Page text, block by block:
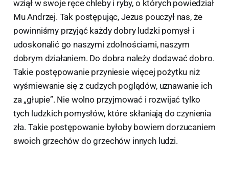
wziął w swoje ręce chleby i ryby, o których powiedział
Mu Andrzej. Tak postępując, Jezus pouczył nas, że
powinniśmy przyjąć każdy dobry ludzki pomysł i
udoskonalić go naszymi zdolnościami, naszym
dobrym działaniem. Do dobra należy dodawać dobro.
Takie postępowanie przyniesie więcej pożytku niż
wyśmiewanie się z cudzych poglądów, uznawanie ich
za „głupie”. Nie wolno przyjmować i rozwijać tylko
tych ludzkich pomysłów, które skłaniają do czynienia
zła. Takie postępowanie byłoby bowiem dorzucaniem
swoich grzechów do grzechów innych ludzi.